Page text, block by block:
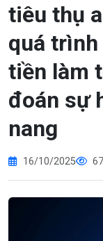
tiêu thụ
quá
tiền làm
đoán sự
nang
16/10/2025